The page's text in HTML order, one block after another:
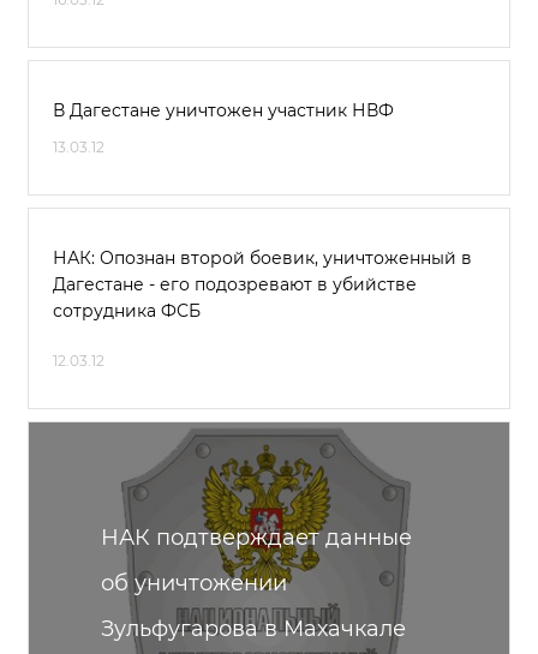
В Дагестане уничтожен участник НВФ
13.03.12
НАК: Опознан второй боевик, уничтоженный в
Дагестане - его подозревают в убийстве
сотрудника ФСБ
12.03.12
НАК подтверждает данные
об уничтожении
Зульфугарова в Махачкале